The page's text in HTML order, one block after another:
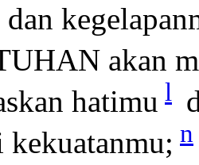
akan
hatimu l
kekuatanmu; n